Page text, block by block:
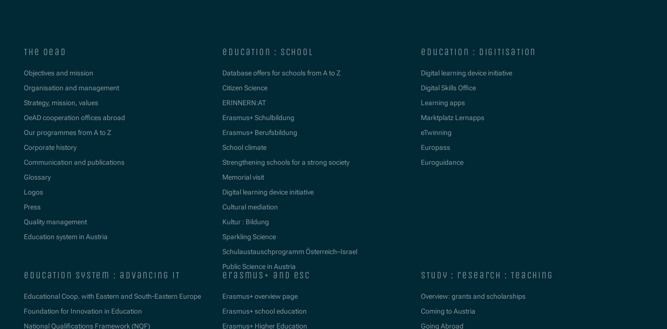
the oead
Objectives and mission
Organisation and management
Strategy, mission, values
OeAD cooperation offices abroad
Our programmes from A to Z
Corporate history
Communication and publications
Glossary
Logos
Press
Quality management
Education system in Austria
education : school
Database offers for schools from A to Z
Citizen Science
ERINNERN:AT
Erasmus+ Schulbildung
Erasmus+ Berufsbildung
School climate
Strengthening schools for a strong society
Memorial visit
Digital learning device initiative
Cultural mediation
Kultur : Bildung
Sparkling Science
Schulaustauschprogramm Österreich–Israel
Public Science in Austria
education : digitisation
Digital learning device initiative
Digital Skills Office
Learning apps
Marktplatz Lernapps
eTwinning
Europass
Euroguidance
education system : advancing it
Educational Coop. with Eastern and South-Eastern Europe
Foundation for Innovation in Education
National Qualifications Framework (NQF)
erasmus+ and esc
Erasmus+ overview page
Erasmus+ school education
Erasmus+ Higher Education
study : research : teaching
Overview: grants and scholarships
Coming to Austria
Going Abroad